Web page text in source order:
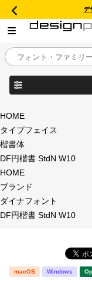
デ
目的別フォントガイ
特集
年間ライセンス商品
新着一覧
商品名
フォント形式
タイプフェイス
明朝体
HOME
タイプフェイス
楷書体
DF円楷書 StdN W10
HOME
ブランド
ダイナフォント
DF円楷書 StdN W10
macOS Windows